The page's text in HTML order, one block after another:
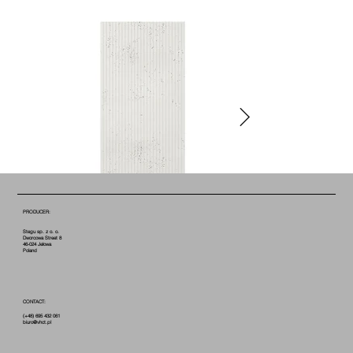
PRODUCER:
Stegu sp. z o. o.
Dworcowa Street 8
46-024 Jełowa
Poland
CONTACT:
(+48) 695 432 061
biuro@vhct.pl